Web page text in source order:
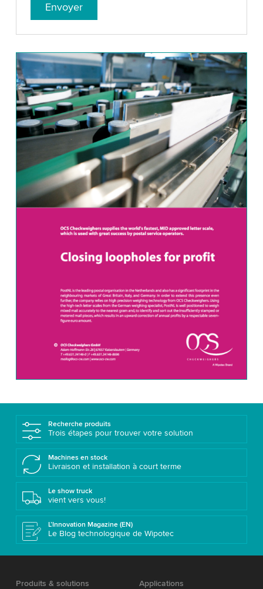
Envoyer
Recherche produits
Trois étapes pour trouver votre solution
Machines en stock
Livraison et installation à court terme
Le show truck
vient vers vous!
L’Innovation Magazine (EN)
Le Blog technologique de Wipotec
Produits & solutions
Applications